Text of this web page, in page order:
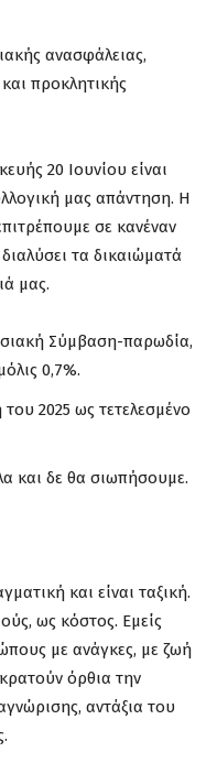
ανασφάλειας,
προκλητικής
20 Ιουνίου είναι
μας απάντηση. Η
σε κανέναν
τα δικαιώματά
μας.
Σύμβαση-παρωδία,
0,7%.
2025 ως τετελεσμένο
και δε θα σιωπήσουμε.
και είναι ταξική.
ως κόστος. Εμείς
με ανάγκες, με ζωή
όρθια την
αντάξια του